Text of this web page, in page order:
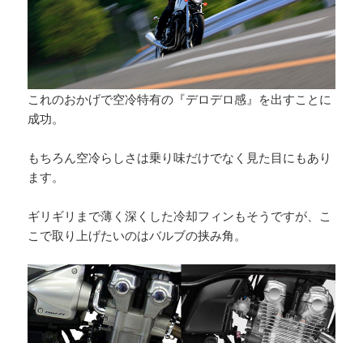
これのおかげで空冷特有の『デロデロ感』を出すことに
成功。
もちろん空冷らしさは乗り味だけでなく見た目にもあり
ます。
ギリギリまで薄く深くした冷却フィンもそうですが、こ
こで取り上げたいのはバルブの挟み角。